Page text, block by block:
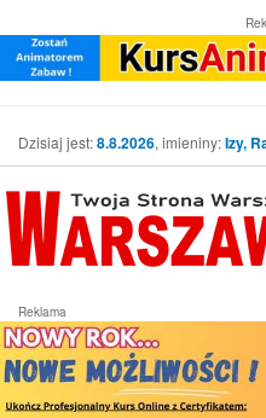
Dzisiaj jest:8.8.2026, imieniny:Izy,
Reklama